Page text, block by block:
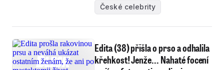
České celebrity
Edita (38) přišla o prso a odhalila
křehkost! Jenže... Nahaté focení